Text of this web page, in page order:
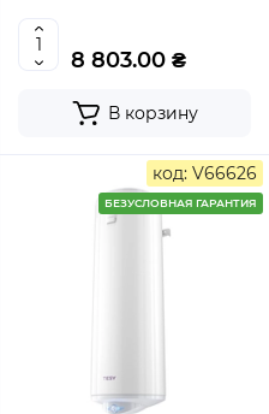
8 803.00 ₴
В корзину
код: V66626
БЕЗУСЛОВНАЯ ГАРАНТИЯ